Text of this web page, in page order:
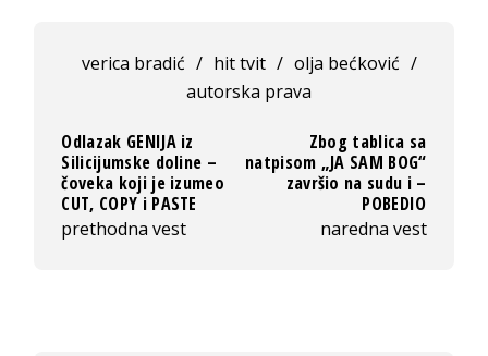
verica bradić / hit tvit / olja bećković /
autorska prava
Odlazak GENIJA iz
Silicijumske doline –
čoveka koji je izumeo
CUT, COPY i PASTE
prethodna vest
Zbog tablica sa
natpisom „JA SAM BOG“
završio na sudu i –
POBEDIO
naredna vest